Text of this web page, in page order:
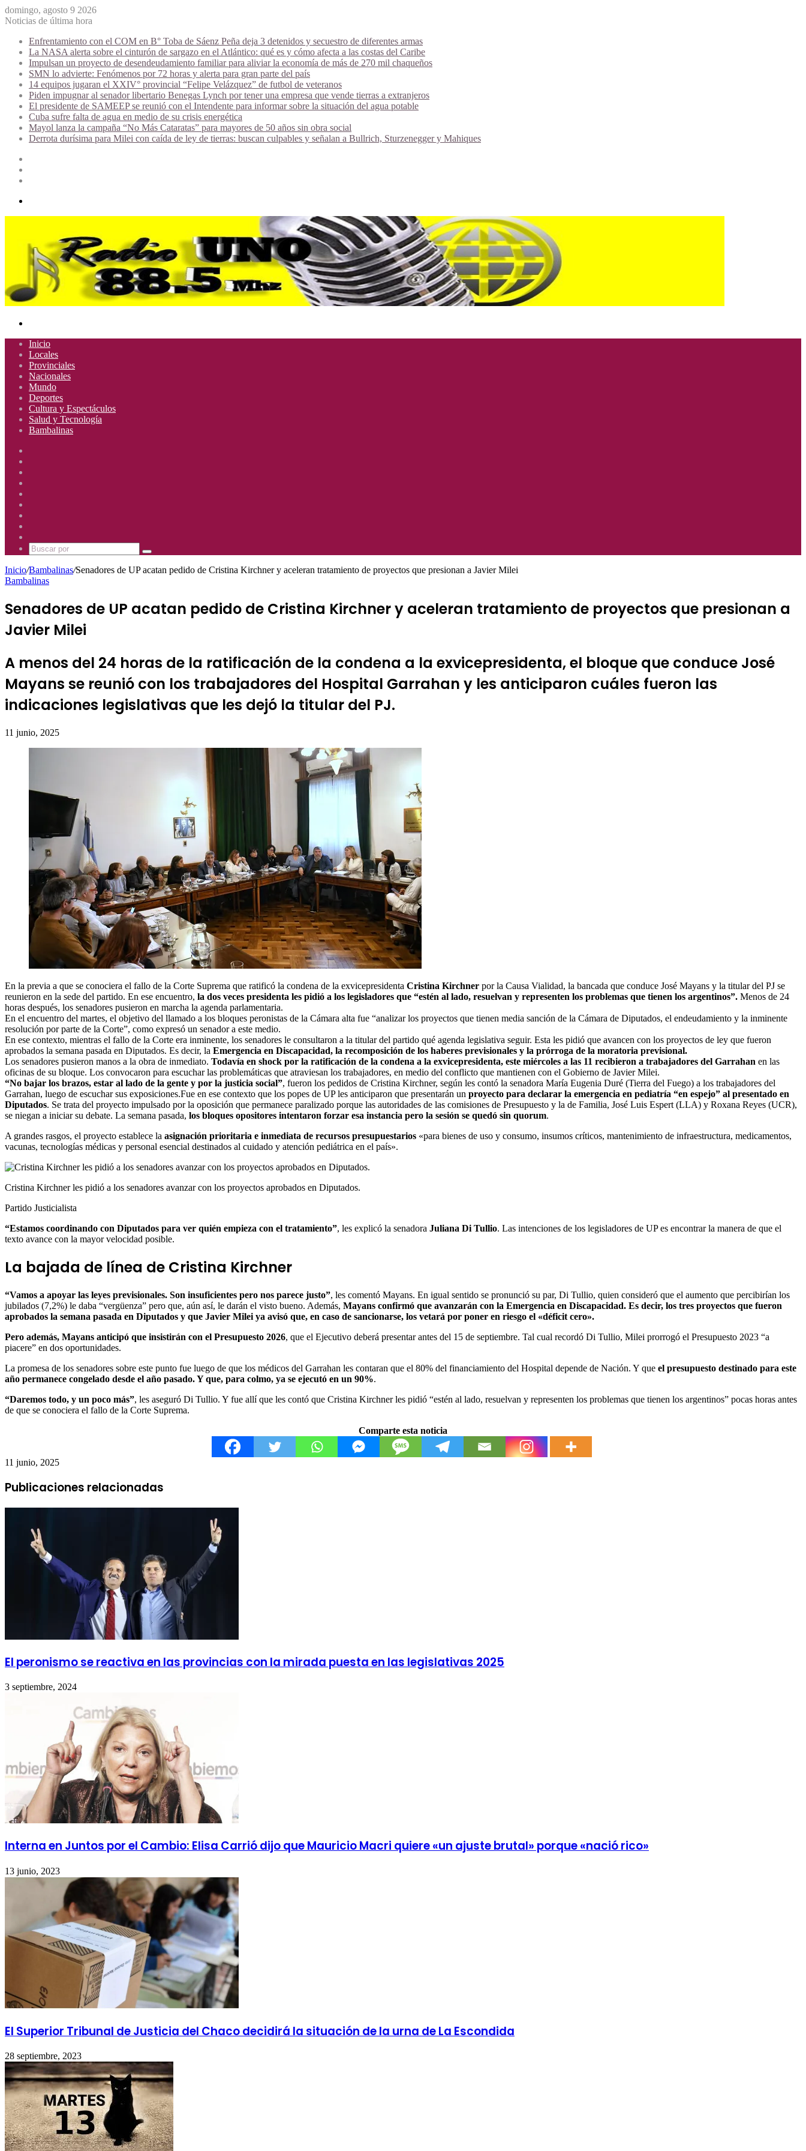
domingo, agosto 9 2026
Noticias de última hora
Enfrentamiento con el COM en B° Toba de Sáenz Peña deja 3 detenidos y secuestro de diferentes armas
La NASA alerta sobre el cinturón de sargazo en el Atlántico: qué es y cómo afecta a las costas del Caribe
Impulsan un proyecto de desendeudamiento familiar para aliviar la economía de más de 270 mil chaqueños
SMN lo advierte: Fenómenos por 72 horas y alerta para gran parte del país
14 equipos jugaran el XXIV° provincial “Felipe Velázquez” de futbol de veteranos
Piden impugnar al senador libertario Benegas Lynch por tener una empresa que vende tierras a extranjeros
El presidente de SAMEEP se reunió con el Intendente para informar sobre la situación del agua potable
Cuba sufre falta de agua en medio de su crisis energética
Mayol lanza la campaña “No Más Cataratas” para mayores de 50 años sin obra social
Derrota durísima para Milei con caída de ley de tierras: buscan culpables y señalan a Bullrich, Sturzenegger y Mahiques
Inicio
Locales
Provinciales
Nacionales
Mundo
Deportes
Cultura y Espectáculos
Salud y Tecnología
Bambalinas
Mhz
885
Mhz
Uno
885
Mhz
Buscar
Inicio/Bambalinas/Senadores de UP acatan pedido de Cristina Kirchner y aceleran tratamiento de proyectos que presionan a Javier Milei
Bambalinas
Senadores de UP acatan pedido de Cristina Kirchner y aceleran tratamiento de proyectos que presionan a
Javier Milei
A menos del 24 horas de la ratificación de la condena a la exvicepresidenta, el bloque que conduce José
Mayans se reunió con los trabajadores del Hospital Garrahan y les anticiparon cuáles fueron las
indicaciones legislativas que les dejó la titular del PJ.
11 junio, 2025
En la previa a que se conociera el fallo de la Corte Suprema que ratificó la condena de la exvicepresidenta Cristina Kirchner por la Causa Vialidad, la bancada que conduce José Mayans y la titular del PJ se
reunieron en la sede del partido. En ese encuentro, la dos veces presidenta les pidió a los legisladores que “estén al lado, resuelvan y representen los problemas que tienen los argentinos”. Menos de 24
horas después, los senadores pusieron en marcha la agenda parlamentaria.
En el encuentro del martes, el objetivo del llamado a los bloques peronistas de la Cámara alta fue “analizar los proyectos que tienen media sanción de la Cámara de Diputados, el endeudamiento y la inminente
resolución por parte de la Corte”, como expresó un senador a este medio.
En ese contexto, mientras el fallo de la Corte era inminente, los senadores le consultaron a la titular del partido qué agenda legislativa seguir. Esta les pidió que avancen con los proyectos de ley que fueron
aprobados la semana pasada en Diputados. Es decir, la Emergencia en Discapacidad, la recomposición de los haberes previsionales y la prórroga de la moratoria previsional.
Los senadores pusieron manos a la obra de inmediato. Todavía en shock por la ratificación de la condena a la exvicepresidenta, este miércoles a las 11 recibieron a trabajadores del Garrahan en las
oficinas de su bloque. Los convocaron para escuchar las problemáticas que atraviesan los trabajadores, en medio del conflicto que mantienen con el Gobierno de Javier Milei.
“No bajar los brazos, estar al lado de la gente y por la justicia social”, fueron los pedidos de Cristina Kirchner, según les contó la senadora María Eugenia Duré (Tierra del Fuego) a los trabajadores del
Garrahan, luego de escuchar sus exposiciones.Fue en ese contexto que los popes de UP les anticiparon que presentarán un proyecto para declarar la emergencia en pediatría “en espejo” al presentado en
Diputados. Se trata del proyecto impulsado por la oposición que permanece paralizado porque las autoridades de las comisiones de Presupuesto y la de Familia, José Luis Espert (LLA) y Roxana Reyes (UCR),
se niegan a iniciar su debate. La semana pasada, los bloques opositores intentaron forzar esa instancia pero la sesión se quedó sin quorum.
A grandes rasgos, el proyecto establece la asignación prioritaria e inmediata de recursos presupuestarios «para bienes de uso y consumo, insumos críticos, mantenimiento de infraestructura, medicamentos,
vacunas, tecnologías médicas y personal esencial destinados al cuidado y atención pediátrica en el país».
Cristina Kirchner les pidió a los senadores avanzar con los proyectos aprobados en Diputados.
Partido Justicialista
“Estamos coordinando con Diputados para ver quién empieza con el tratamiento”, les explicó la senadora Juliana Di Tullio. Las intenciones de los legisladores de UP es encontrar la manera de que el
texto avance con la mayor velocidad posible.
La bajada de línea de Cristina Kirchner
“Vamos a apoyar las leyes previsionales. Son insuficientes pero nos parece justo”, les comentó Mayans. En igual sentido se pronunció su par, Di Tullio, quien consideró que el aumento que percibirían los
jubilados (7,2%) le daba “vergüenza” pero que, aún así, le darán el visto bueno. Además, Mayans confirmó que avanzarán con la Emergencia en Discapacidad. Es decir, los tres proyectos que fueron
aprobados la semana pasada en Diputados y que Javier Milei ya avisó que, en caso de sancionarse, los vetará por poner en riesgo el «déficit cero».
Pero además, Mayans anticipó que insistirán con el Presupuesto 2026, que el Ejecutivo deberá presentar antes del 15 de septiembre. Tal cual recordó Di Tullio, Milei prorrogó el Presupuesto 2023 “a
piacere” en dos oportunidades.
La promesa de los senadores sobre este punto fue luego de que los médicos del Garrahan les contaran que el 80% del financiamiento del Hospital depende de Nación. Y que el presupuesto destinado para este
año permanece congelado desde el año pasado. Y que, para colmo, ya se ejecutó en un 90%.
“Daremos todo, y un poco más”, les aseguró Di Tullio. Y fue allí que les contó que Cristina Kirchner les pidió “estén al lado, resuelvan y representen los problemas que tienen los argentinos” pocas horas antes
de que se conociera el fallo de la Corte Suprema.
Comparte esta noticia
11 junio, 2025
Publicaciones relacionadas
El peronismo se reactiva en las provincias con la mirada puesta en las legislativas 2025
3 septiembre, 2024
Interna en Juntos por el Cambio: Elisa Carrió dijo que Mauricio Macri quiere «un ajuste brutal» porque «nació rico»
13 junio, 2023
El Superior Tribunal de Justicia del Chaco decidirá la situación de la urna de La Escondida
28 septiembre, 2023